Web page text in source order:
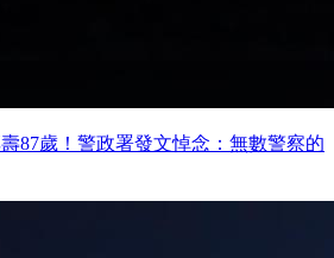
87歲！警政署發文悼念：無數警察的